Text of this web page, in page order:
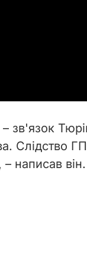
зв'язок
Слідство
написав він.